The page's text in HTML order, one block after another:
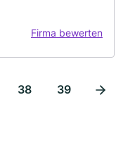
Firma bewerten
38 39